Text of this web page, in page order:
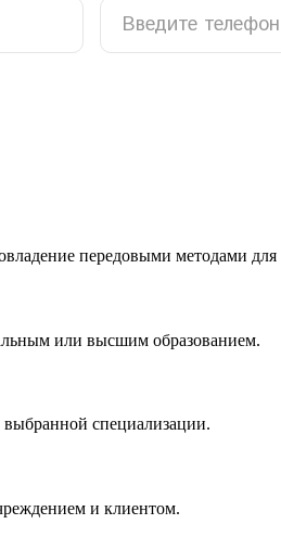
передовыми методами
или высшим образованием.
выбранной специализации.
и клиентом.